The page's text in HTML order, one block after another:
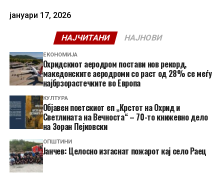
јануари 17, 2026
НАЈЧИТАНИ НАЈНОВИ
ЕКОНОМИЈА
Охридскиот аеродром постави нов рекорд,
македонските аеродроми со раст од 28% се меѓу
најбрзорастечките во Европа
КУЛТУРА
Објавен поетскиот еп „Крстот на Охрид и
Светлината на Вечноста“ – 70-то книжевно дело
на Зоран Пејковски
ОПШТИНИ
Јанчев: Целосно изгаснат пожарот кај село Раец